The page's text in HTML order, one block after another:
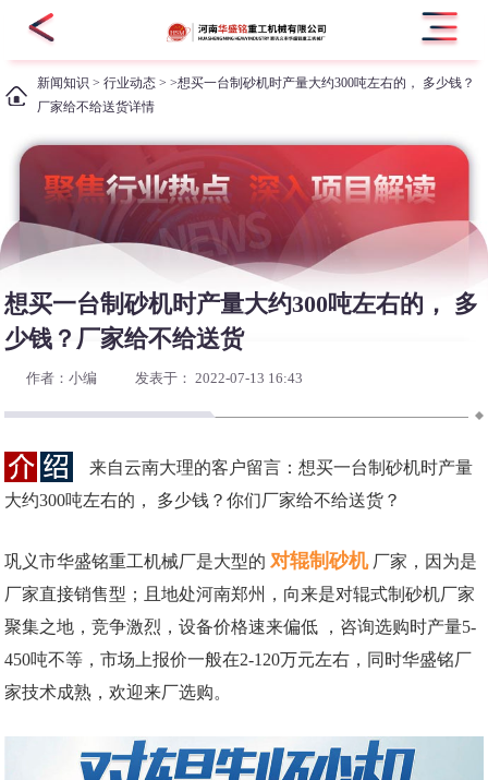
新闻知识 >行业动态 > >想买一台制砂机时产量大约300吨左右的， 多少钱？
厂家给不给送货详情
想买一台制砂机时产量大约300吨左右的， 多
少钱？厂家给不给送货
作者：小编 发表于： 2022-07-13 16:43
来自云南大理的客户留言：想买一台制砂机时产量
大约300吨左右的， 多少钱？你们厂家给不给送货？
巩义市华盛铭重工机械厂是大型的 对辊制砂机 厂家，因为是
厂家直接销售型；且地处河南郑州，向来是对辊式制砂机厂家
聚集之地，竞争激烈，设备价格速来偏低 ，咨询选购时产量5-
450吨不等，市场上报价一般在2-120万元左右，同时华盛铭厂
家技术成熟，欢迎来厂选购。